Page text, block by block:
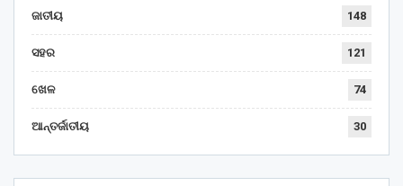
ଜାତୀୟ 148
ସହର 121
ଖେଳ 74
ଆନ୍ତର୍ଜାତୀୟ 30